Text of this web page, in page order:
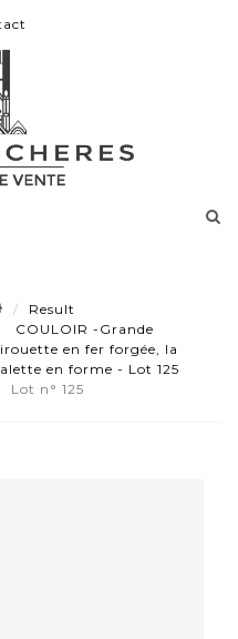
Result
COULOIR -Grande
en fer forgée, la
en forme - Lot 125
Lot n° 125